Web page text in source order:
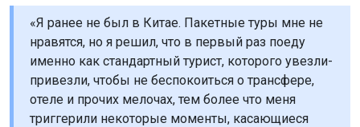
«Я ранее не был в Китае. Пакетные туры мне не
нравятся, но я решил, что в первый раз поеду
именно как стандартный турист, которого увезли-
привезли, чтобы не беспокоиться о трансфере,
отеле и прочих мелочах, тем более что меня
триггерили некоторые моменты, касающиеся